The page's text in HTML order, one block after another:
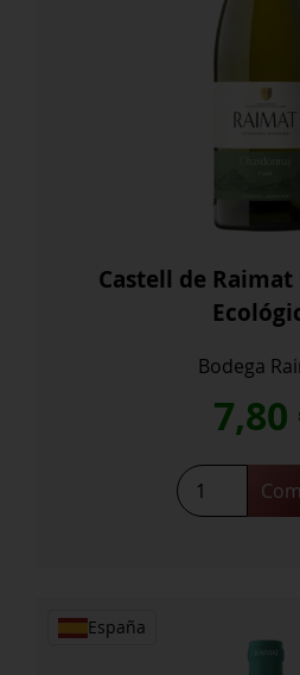
Castell de
Bodega
7,80
Castell
de
España